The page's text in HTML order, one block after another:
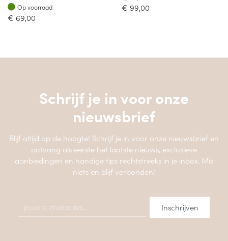
Op voorraad
Op voorraad
€ 69,00
€ 99,00
Schrijf je in voor onze
nieuwsbrief
Blijf altijd op de hoogte! Schrijf je in voor onze nieuwsbrief en
ontvang als eerste het laatste nieuws, exclusieve
aanbiedingen en handige tips rechtstreeks in je inbox. Mis
niets en blijf verbonden!